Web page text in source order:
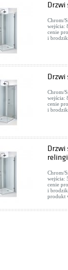
Drzwi
Chrom/
wejścia:
cenie
i
Drzwi
Chrom/
wejścia:
cenie
i
Drzwi
Chrom/
wejścia:
cenie
i
produkt